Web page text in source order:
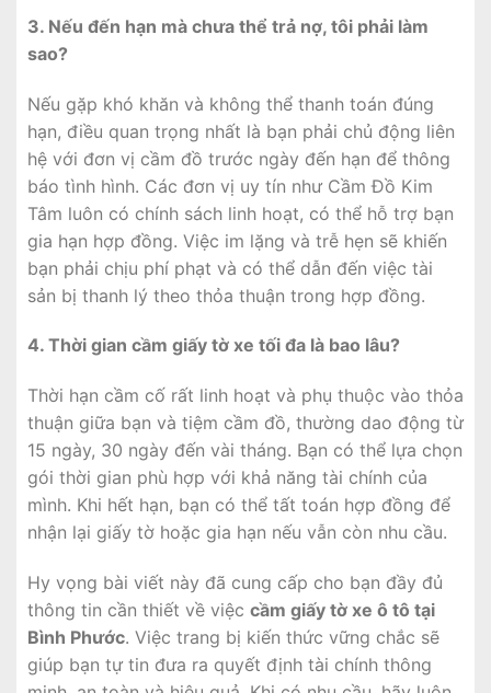
3. Nếu đến hạn mà chưa thể trả nợ, tôi phải làm
sao?
Nếu gặp khó khăn và không thể thanh toán đúng
hạn, điều quan trọng nhất là bạn phải chủ động liên
hệ với đơn vị cầm đồ trước ngày đến hạn để thông
báo tình hình. Các đơn vị uy tín như Cầm Đồ Kim
Tâm luôn có chính sách linh hoạt, có thể hỗ trợ bạn
gia hạn hợp đồng. Việc im lặng và trễ hẹn sẽ khiến
bạn phải chịu phí phạt và có thể dẫn đến việc tài
sản bị thanh lý theo thỏa thuận trong hợp đồng.
4. Thời gian cầm giấy tờ xe tối đa là bao lâu?
Thời hạn cầm cố rất linh hoạt và phụ thuộc vào thỏa
thuận giữa bạn và tiệm cầm đồ, thường dao động từ
15 ngày, 30 ngày đến vài tháng. Bạn có thể lựa chọn
gói thời gian phù hợp với khả năng tài chính của
mình. Khi hết hạn, bạn có thể tất toán hợp đồng để
nhận lại giấy tờ hoặc gia hạn nếu vẫn còn nhu cầu.
Hy vọng bài viết này đã cung cấp cho bạn đầy đủ
thông tin cần thiết về việc cầm giấy tờ xe ô tô tại
Bình Phước. Việc trang bị kiến thức vững chắc sẽ
giúp bạn tự tin đưa ra quyết định tài chính thông